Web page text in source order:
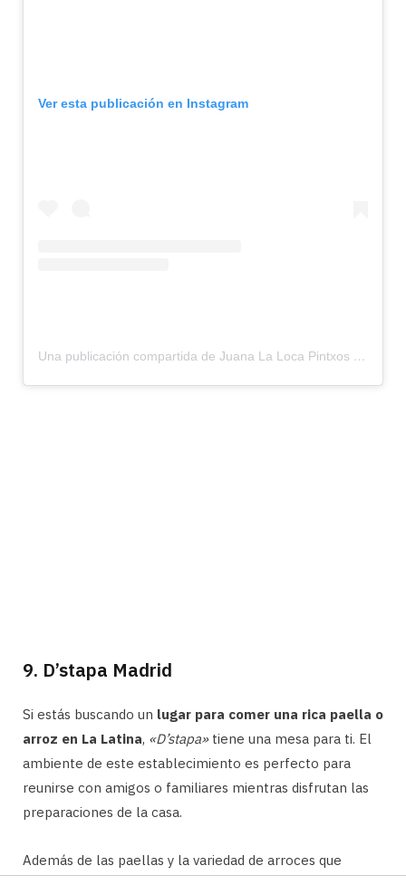
Ver esta publicación en Instagram
Una publicación compartida de Juana La Loca Pintxos Bar (@juanalaloca_pintxosbar)
9. D’stapa Madrid
Si estás buscando un lugar para comer una rica paella o
arroz en La Latina, «D’stapa»tiene una mesa para ti. El
ambiente de este establecimiento es perfecto para
reunirse con amigos o familiares mientras disfrutan las
preparaciones de la casa.
Además de las paellas y la variedad de arroces que